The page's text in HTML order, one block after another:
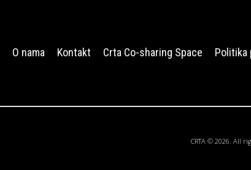
O nama Kontakt Crta Co-sharing Space Politika
CRTA © 2026. All